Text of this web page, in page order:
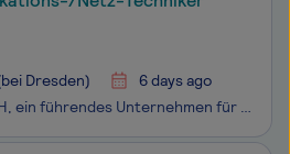
Dresden)
6 days ago
Die telent GmbH, ein führendes Unternehmen für Systemintegration und digitale Transformation, bietet maßgeschneiderte Technologielösungen und Dienstleistungen im Bereich der Kritischen Infrastrukturen (KRITIS) und Industrie 4.0. Ständig an der Spitze von Netzwerk und digitalen Anwendungstechnologien